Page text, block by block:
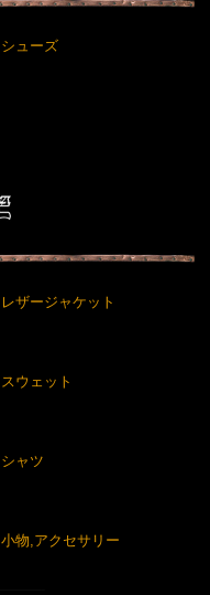
シューズ
レザージャケット
スウェット
シャツ
小物,アクセサリー